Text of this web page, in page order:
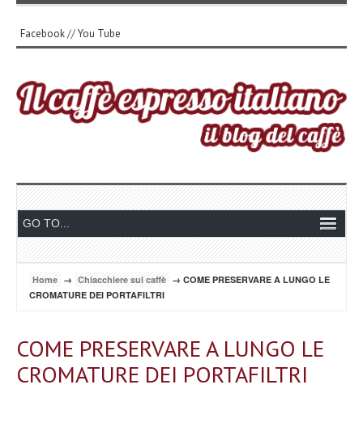
Facebook//You Tube
Home → Chiacchiere sul caffè → COME PRESERVARE A LUNGO LE
CROMATURE DEI PORTAFILTRI
COME PRESERVARE A LUNGO LE
CROMATURE DEI PORTAFILTRI